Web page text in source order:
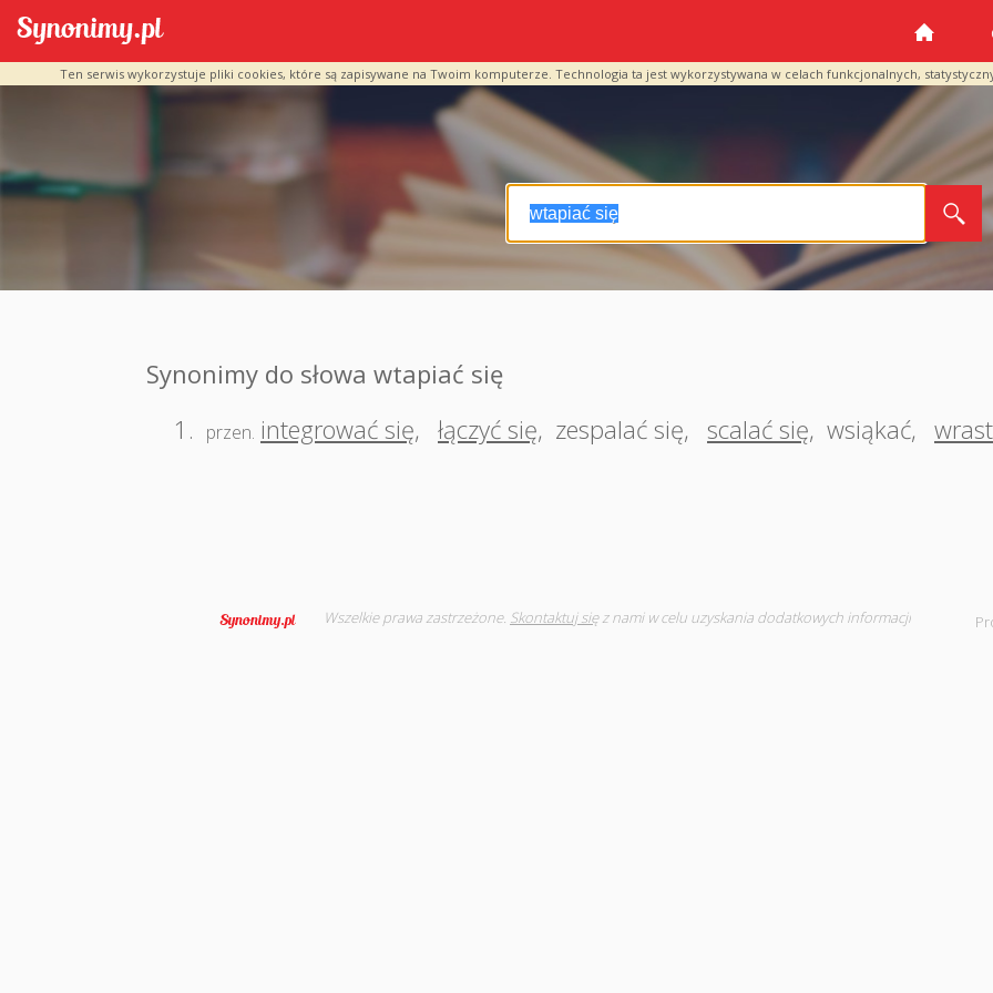
Ten serwis wykorzystuje pliki cookies, które są zapisywane na Twoim komputerze. Technologia ta jest wykorzystywana w celach funkcjonalnych,
Synonimy do słowa wtapiać się
1.
przen. integrować się, łączyć się, zespalać się, scalać się, wsiąkać,
Wszelkie prawa zastrzeżone. Skontaktuj sięz nami w celu uzyskania dodatkowych informacji